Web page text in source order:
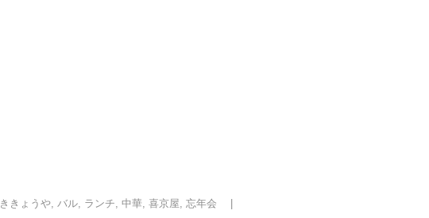
ききょうや, バル, ランチ, 中華, 喜京屋, 忘年会